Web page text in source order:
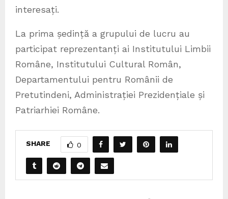
interesați.
La prima ședință a grupului de lucru au
participat reprezentanți ai Institutului Limbii
Române, Institutului Cultural Român,
Departamentului pentru Românii de
Pretutindeni, Administrației Prezidențiale și
Patriarhiei Române.
SHARE 0